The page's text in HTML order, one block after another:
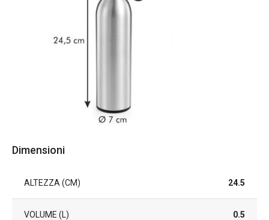
Dimensioni
ALTEZZA (CM) 24.5
VOLUME (L) 0.5